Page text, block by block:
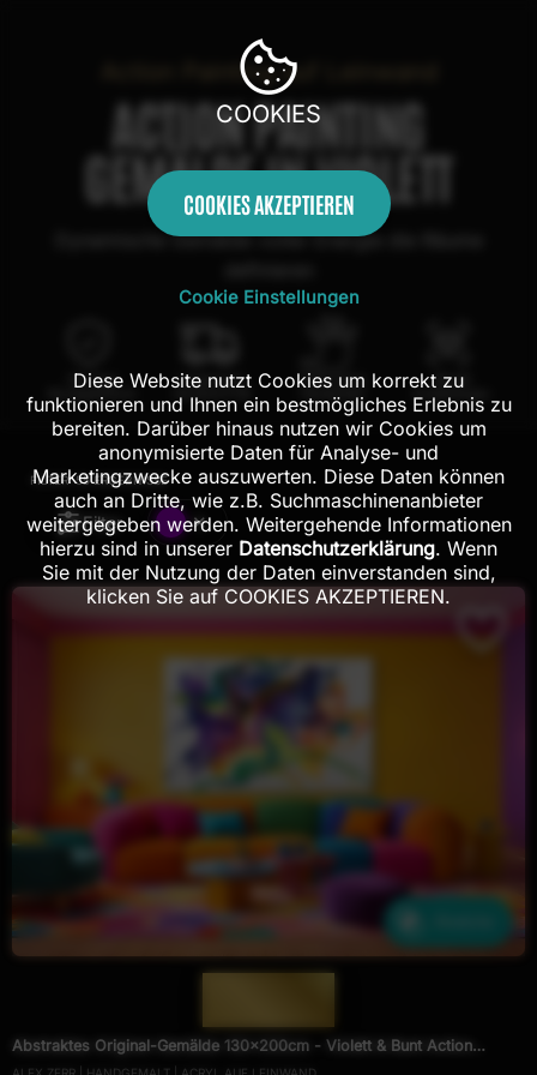
Action Painting auf Leinwand
ACTION PAINTING
GEMÄLDE IN VIOLETT
Dynamische Gemälde voller Energie die Räume
100 Tage
Rückgaberecht
Kostenloser
Versand in DE
100% echte
Handarbeit
Mit AR
Probehängen
FILTER:55ERGEBNISSE
Filter
Abstraktes Original-Gemälde 130x200cm - Violett & Bunt Action
COOKIES
COOKIES AKZEPTIEREN
Cookie Einstellungen
Diese Website nutzt Cookies um korrekt zu
funktionieren und Ihnen ein bestmögliches Erlebnis zu
bereiten. Darüber hinaus nutzen wir Cookies um
anonymisierte Daten für Analyse- und
Marketingzwecke auszuwerten. Diese Daten können
auch an Dritte, wie z.B. Suchmaschinenanbieter
weitergegeben werden. Weitergehende Informationen
hierzu sind in unserer Datenschutzerklärung. Wenn
Sie mit der Nutzung der Daten einverstanden sind,
klicken Sie auf COOKIES AKZEPTIEREN.